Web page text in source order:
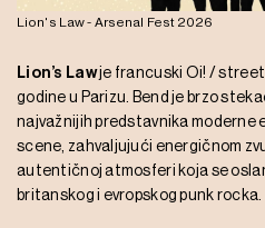
Lion's Law - Arsenal Fest 2026
Lion’s Lawje francuski Oi! / street
godine u Parizu. Bend je brzo
najvažnijih predstavnika moderne
scene, zahvaljujući energičnom
autentičnoj atmosferi koja se
britanskog i evropskog punk rocka.